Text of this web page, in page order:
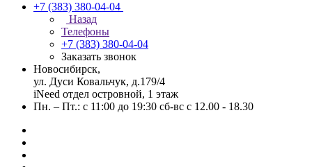
+7 (383) 380-04-04
Назад
Телефоны
+7 (383) 380-04-04
Заказать звонок
Новосибирск,
ул. Дуси Ковальчук, д.179/4
iNeed отдел островной, 1 этаж
Пн. – Пт.: с 11:00 до 19:30 сб-вс с 12.00 - 18.30